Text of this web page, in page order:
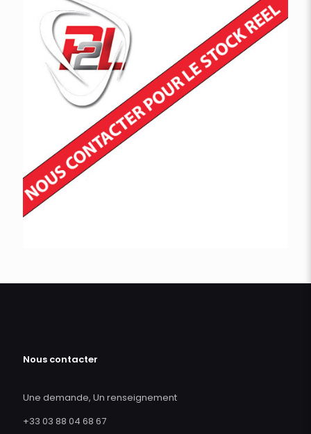
Nous contacter
Une demande, Un renseignement
+33 03 88 04 68 67